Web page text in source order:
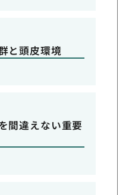
と頭皮環境
間違えない重要